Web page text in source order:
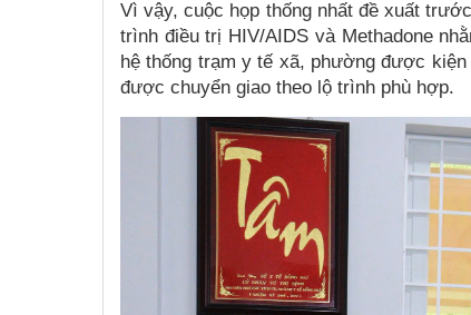
Vì vậy, cuộc họp thống nhất đề xuất
trình điều trị HIV/AIDS và Methadone
hệ thống trạm y tế xã, phường được
được chuyển giao theo lộ trình phù hợp.